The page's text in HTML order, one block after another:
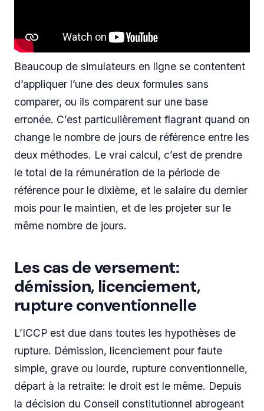
Beaucoup de simulateurs en ligne se contentent
d’appliquer l’une des deux formules sans
comparer, ou ils comparent sur une base
erronée. C’est particulièrement flagrant quand on
change le nombre de jours de référence entre les
deux méthodes. Le vrai calcul, c’est de prendre
le total de la rémunération de la période de
référence pour le dixième, et le salaire du dernier
mois pour le maintien, et de les projeter sur le
même nombre de jours.
Les cas de versement:
démission, licenciement,
rupture conventionnelle
L’ICCP est due dans toutes les hypothèses de
rupture. Démission, licenciement pour faute
simple, grave ou lourde, rupture conventionnelle,
départ à la retraite: le droit est le même. Depuis
la décision du Conseil constitutionnel abrogeant